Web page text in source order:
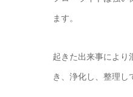
ます。
起きた出来事により
き、浄化し、整理し